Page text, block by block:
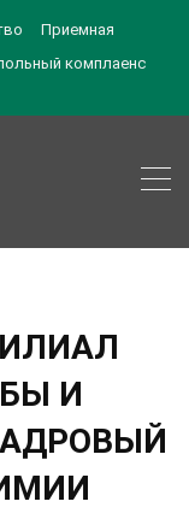
Приемная
комплаенс
И